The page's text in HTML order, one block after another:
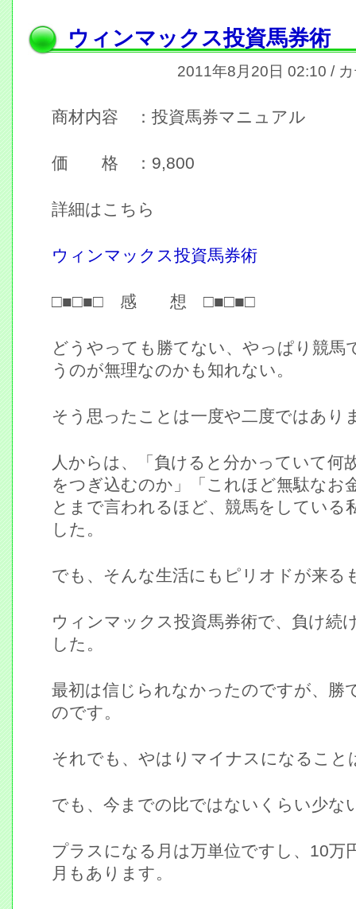
ウィンマックス投資馬券術
2011年8月20日 02:10 /
商材内容 ：投資馬券マニュアル
価 格 ：9,800
詳細はこちら
ウィンマックス投資馬券術
□■□■□ 感 想 □■□■□
どうやっても勝てない、やっぱり競馬
うのが無理なのかも知れない。
そう思ったことは一度や二度ではあり
人からは、「負けると分かっていて何
をつぎ込むのか」「これほど無駄なお
とまで言われるほど、競馬をしている
した。
でも、そんな生活にもピリオドが来る
ウィンマックス投資馬券術で、負け続
した。
最初は信じられなかったのですが、勝
のです。
それでも、やはりマイナスになること
でも、今までの比ではないくらい少な
プラスになる月は万単位ですし、10万
月もあります。